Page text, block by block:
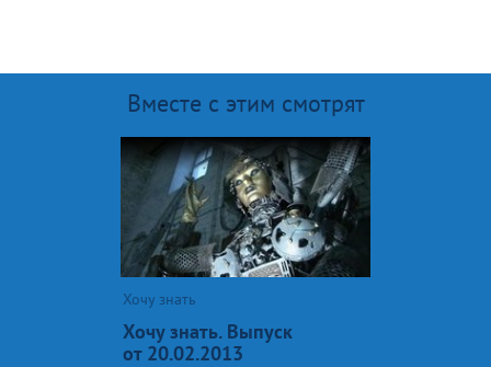
Вместе с этим смотрят
Хочу знать
Хочу знать. Выпуск
от 20.02.2013